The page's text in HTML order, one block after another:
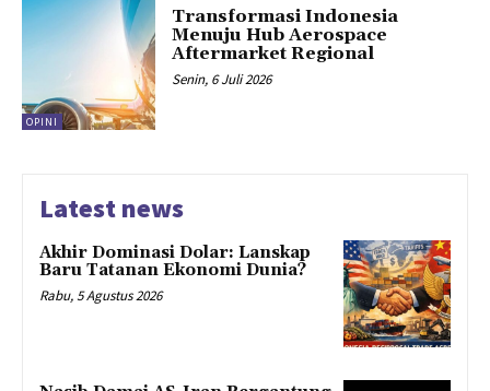
OPINI
Transformasi Indonesia
Menuju Hub Aerospace
Aftermarket Regional
Senin, 6 Juli 2026
Latest news
Akhir Dominasi Dolar: Lanskap
Baru Tatanan Ekonomi Dunia?
Rabu, 5 Agustus 2026